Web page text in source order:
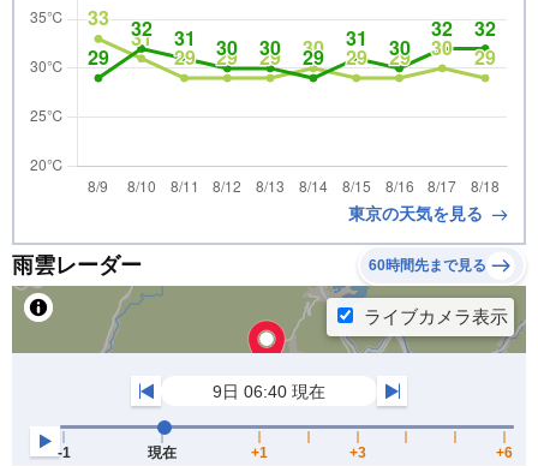
東京の天気を見る
雨雲レーダー 60時間先まで見る